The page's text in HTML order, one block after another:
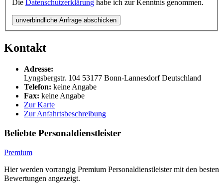
Die Datenschutzerklärung habe ich zur Kenntnis genommen.
unverbindliche Anfrage abschicken
Kontakt
Adresse:
Lyngsbergstr. 104 53177 Bonn-Lannesdorf Deutschland
Telefon: keine Angabe
Fax: keine Angabe
Zur Karte
Zur Anfahrtsbeschreibung
Beliebte Personaldienstleister
Premium
Hier werden vorrangig Premium Personaldienstleister mit den besten
Bewertungen angezeigt.